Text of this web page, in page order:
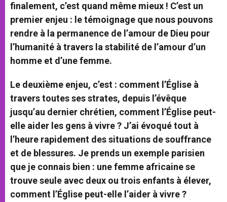
finalement, c’est quand même mieux ! C’est un
premier enjeu : le témoignage que nous pouvons
rendre à la permanence de l’amour de Dieu pour
l’humanité à travers la stabilité de l’amour d’un
homme et d’une femme.
Le deuxième enjeu, c’est : comment l’Église à
travers toutes ses strates, depuis l’évêque
jusqu’au dernier chrétien, comment l’Église peut-
elle aider les gens à vivre ? J’ai évoqué tout à
l’heure rapidement des situations de souffrance
et de blessures. Je prends un exemple parisien
que je connais bien : une femme africaine se
trouve seule avec deux ou trois enfants à élever,
comment l’Église peut-elle l’aider à vivre ?